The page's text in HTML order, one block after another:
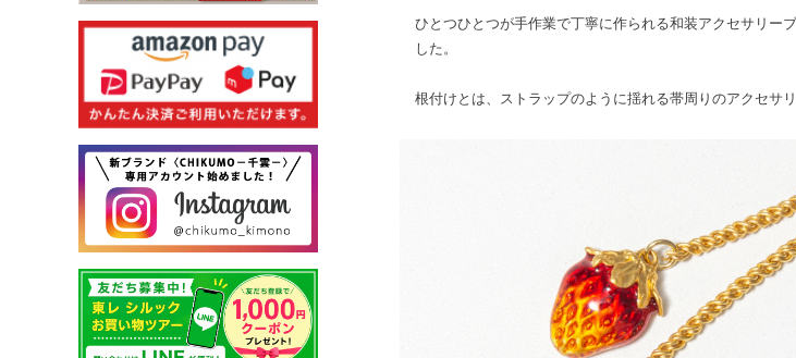
ひとつひとつが手作業で丁寧に作られる和装アクセサリー
した。
根付けとは、ストラップのように揺れる帯周りのアクセサ